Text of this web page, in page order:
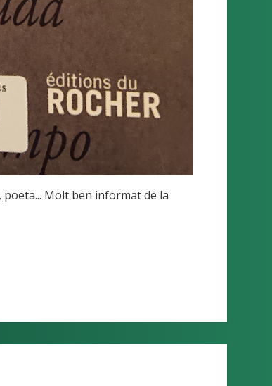
Molt ben informat de la